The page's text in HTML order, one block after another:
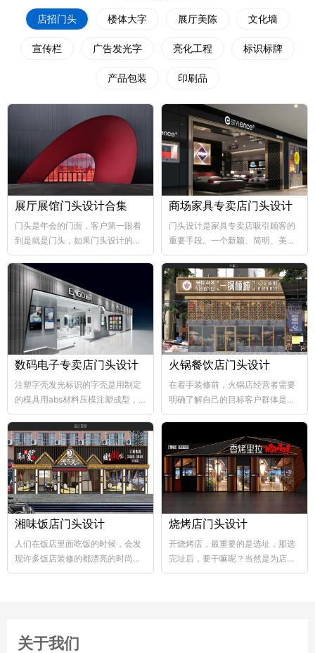
店招门头 楼体大字 展厅美陈 文化墙
宣传栏 广告发光字 亮化工程 标识标牌
产品包装 印刷品
展厅展馆门头设计合集
门头是年会的门面，客户第一眼看
到是就是门头，如果门头设计的比
较好，那年会也向...
商场家具专卖店门头设计
门头设计是家具专卖店吸引顾客的
重要手段。一个新颖、简明、美观
大方的门...
数码电子专卖店门头设计
注塑字壳发光标识的字壳是用制定
的模具用abs材料压模注塑成型，
abs韧性好、不易破碎...
火锅餐饮店门头设计
在着手装修前，火锅店经营者需要
明确了解自己的目标客户群体是哪
个层次，这样...
湘味饭店门头设计
人们在饭店里面吃饭的时候，会发
现许多饭店装修的都漂亮的时尚，
好的饭店装修，也能够...
烧烤店门头设计
开烧烤店，最重要的是选址，那选
完址后，要干嘛呢？当然是为店铺
装修了，要知道烧烤店的装修...
关于我们